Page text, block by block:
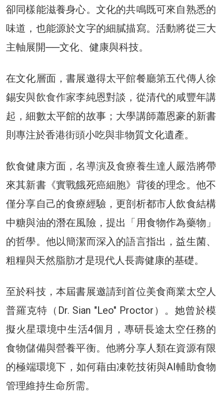
卻同樣能滋養身心。文化的共鳴既可來自熟悉的
味道，也能源於文字的細膩描寫。活動將從三大
主軸展開──文化、健康與科技。
在文化層面，書展邀得太平館餐廳第五代傳人徐
錫安與飲食作家李純恩對談，從清代的咸豐年講
起，細數太平館的故事；大學講師蕭恩豪的新書
則專注於香港街頭小吃與非物質文化遺產。
飲食健康方面，名導演及食療養生達人 嚴浩將帶
來其新書《實戰餓死癌細胞》背後的理念。他不
僅分享自己的食療經驗，更剖析都市人飲食結構
中糖與油的潛在風險，提出「用食物作為藥物」
的哲學。他以簡潔而深入的語言指出，益生菌、
粗糧與天然脂肪才是現代人長壽健康的基礎。
至於科技，本屆書展邀請到首位美食商業太空人
普羅克特（Dr. Sian "Leo" Proctor）。她曾於模
擬火星環境中生活4個月，專研長途太空任務的
食物儲備與營養平衡。他將分享人類在資源有限
的極端環境下，如何藉由凍乾技術與AI輔助食物
管理維持生命所需。